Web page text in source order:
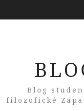
Blog
filozofické